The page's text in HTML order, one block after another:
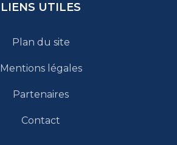
LIENS UTILES
Plan du site
Mentions légales
Partenaires
Contact